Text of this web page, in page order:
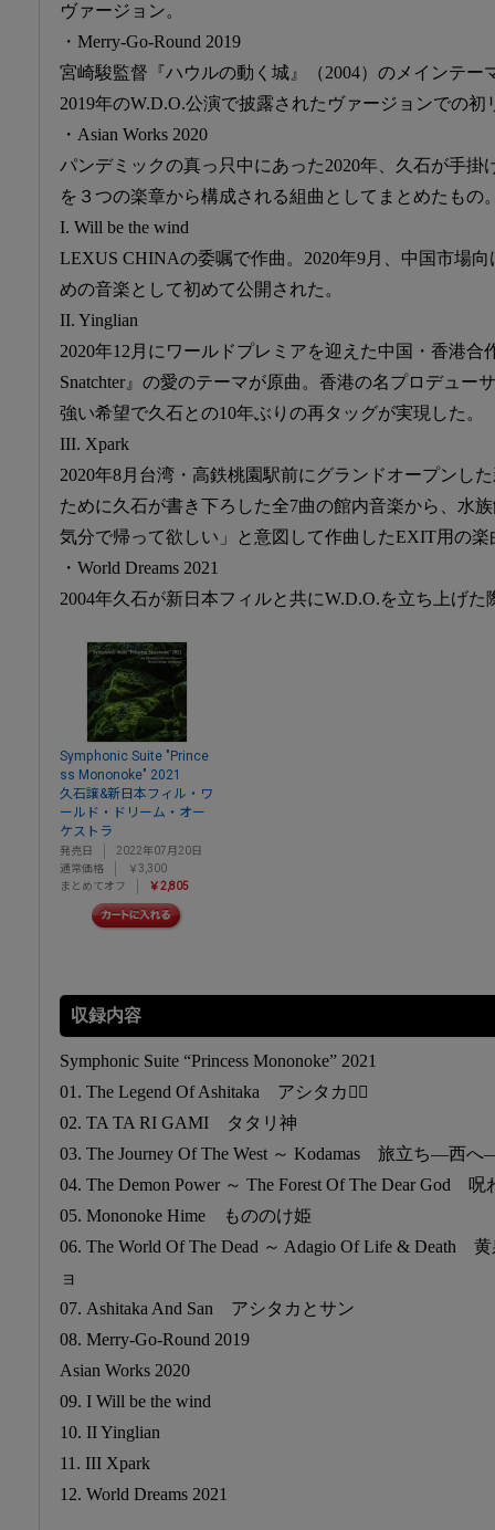
ヴァージョン。
・Merry-Go-Round 2019
宮崎駿監督『ハウルの動く城』（2004）のメインテー
2019年のW.D.O.公演で披露されたヴァージョンでの初
・Asian Works 2020
パンデミックの真っ只中にあった2020年、久石が手掛
を３つの楽章から構成される組曲としてまとめたもの
I. Will be the wind
LEXUS CHINAの委嘱で作曲。2020年9月、中国市場
めの音楽として初めて公開された。
II. Yinglian
2020年12月にワールドプレミアを迎えた中国・香港合
Snatchter』の愛のテーマが原曲。香港の名プロデュー
強い希望で久石との10年ぶりの再タッグが実現した。
III. Xpark
2020年8月台湾・高鉄桃園駅前にグランドオープンし
ために久石が書き下ろした全7曲の館内音楽から、水
気分で帰って欲しい」と意図して作曲したEXIT用の楽
・World Dreams 2021
2004年久石が新日本フィルと共にW.D.O.を立ち上げ
Symphonic Suite "Prince
ss Mononoke" 2021
久石譲&新日本フィル・ワ
ールド・ドリーム・オー
ケストラ
発売日
2022年07月20日
通常価格
￥3,300
まとめてオフ
￥2,805
収録内容
Symphonic Suite “Princess Mononoke” 2021
01. The Legend Of Ashitaka アシタカ𦻙記
02. TA TA RI GAMI タタリ神
03. The Journey Of The West ～ Kodamas 旅立ち―西
04. The Demon Power ～ The Forest Of The Dear God
05. Mononoke Hime もののけ姫
06. The World Of The Dead ～ Adagio Of Life & Death
ョ
07. Ashitaka And San アシタカとサン
08. Merry-Go-Round 2019
Asian Works 2020
09. I Will be the wind
10. II Yinglian
11. III Xpark
12. World Dreams 2021